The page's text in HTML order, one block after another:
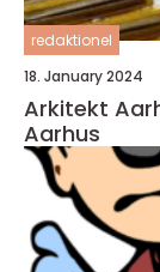
redaktionel
18. January 2024
Arkitekt
Aarhus